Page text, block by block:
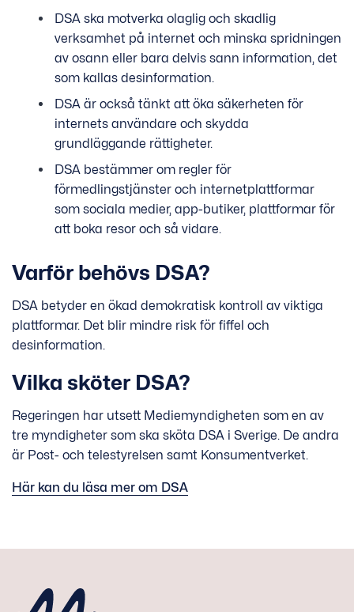
DSA ska motverka olaglig och skadlig
verksamhet på internet och minska spridningen
av osann eller bara delvis sann information, det
som kallas desinformation.
DSA är också tänkt att öka säkerheten för
internets användare och skydda
grundläggande rättigheter.
DSA bestämmer om regler för
förmedlingstjänster och internetplattformar
som sociala medier, app-butiker, plattformar för
att boka resor och så vidare.
Varför behövs DSA?
DSA betyder en ökad demokratisk kontroll av viktiga
plattformar. Det blir mindre risk för fiffel och
desinformation.
Vilka sköter DSA?
Regeringen har utsett Mediemyndigheten som en av
tre myndigheter som ska sköta DSA i Sverige. De andra
är Post- och telestyrelsen samt Konsumentverket.
Här kan du läsa mer om DSA